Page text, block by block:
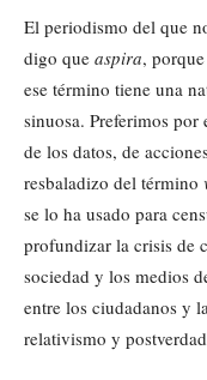
El periodismo del que
digo que aspira,
ese término tiene una
sinuosa. Preferimos
de los datos, de
resbaladizo del término
se lo ha usado para
profundizar la crisis de
sociedad y los medios
entre los ciudadanos y
relativismo y